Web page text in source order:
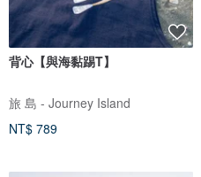
背心【與海黏踢T】
旅 島 - Journey Island
NT$ 789